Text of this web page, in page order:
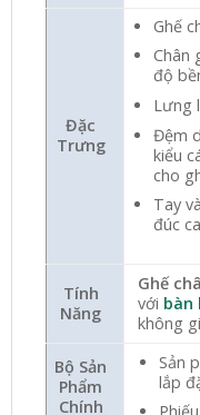
Đặc
Trưng
Ghế
Chân
độ
Lưng
Đệm
kiểu
cho
Tay
đúc
Tính
Năng
Ghế
với bàn
không
Bộ Sản
Phẩm
Chính
Sản
lắp